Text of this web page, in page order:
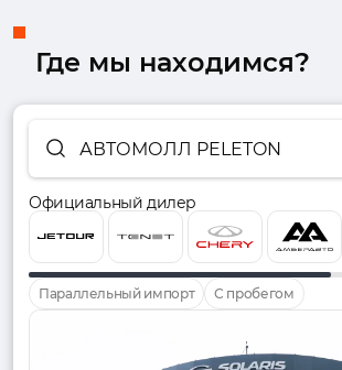
Где мы находимся?
АВТОМОЛЛ PELETON
Официальный дилер
Параллельный импорт С пробегом